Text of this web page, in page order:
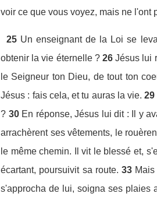
voir ce que vous voyez, mais ne l'ont
25 Un enseignant de la Loi se
obtenir la vie éternelle ? 26 Jésus lui
le Seigneur ton Dieu, de tout ton
Jésus : fais cela, et tu auras la vie. 29
? 30 En réponse, Jésus lui dit : Il y
arrachèrent ses vêtements, le
le même chemin. Il vit le blessé et,
écartant, poursuivit sa route. 33
s'approcha de lui, soigna ses plaies